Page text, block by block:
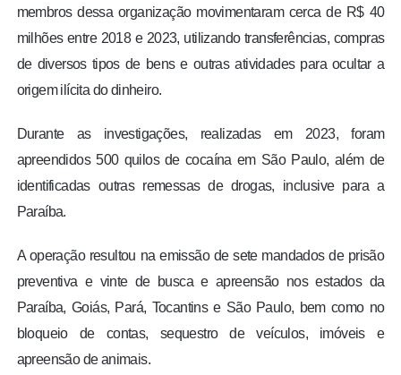
membros dessa organização movimentaram cerca de R$ 40
milhões entre 2018 e 2023, utilizando transferências, compras
de diversos tipos de bens e outras atividades para ocultar a
origem ilícita do dinheiro.
Durante as investigações, realizadas em 2023, foram
apreendidos 500 quilos de cocaína em São Paulo, além de
identificadas outras remessas de drogas, inclusive para a
Paraíba.
A operação resultou na emissão de sete mandados de prisão
preventiva e vinte de busca e apreensão nos estados da
Paraíba, Goiás, Pará, Tocantins e São Paulo, bem como no
bloqueio de contas, sequestro de veículos, imóveis e
apreensão de animais.